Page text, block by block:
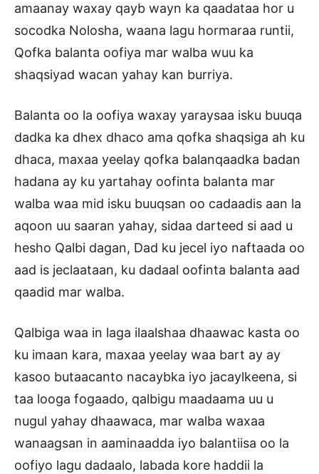
amaanay waxay qayb wayn ka qaadataa hor u
socodka Nolosha, waana lagu hormaraa runtii,
Qofka balanta oofiya mar walba wuu ka
shaqsiyad wacan yahay kan burriya.
Balanta oo la oofiya waxay yaraysaa isku buuqa
dadka ka dhex dhaco ama qofka shaqsiga ah ku
dhaca, maxaa yeelay qofka balanqaadka badan
hadana ay ku yartahay oofinta balanta mar
walba waa mid isku buuqsan oo cadaadis aan la
aqoon uu saaran yahay, sidaa darteed si aad u
hesho Qalbi dagan, Dad ku jecel iyo naftaada oo
aad is jeclaataan, ku dadaal oofinta balanta aad
qaadid mar walba.
Qalbiga waa in laga ilaalshaa dhaawac kasta oo
ku imaan kara, maxaa yeelay waa bart ay ay
kasoo butaacanto nacaybka iyo jacaylkeena, si
taa looga fogaado, qalbigu maadaama uu u
nugul yahay dhaawaca, mar walba waxaa
wanaagsan in aaminaadda iyo balantiisa oo la
oofiyo lagu dadaalo, labada kore haddii la